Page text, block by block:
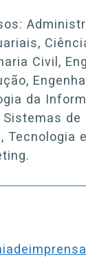
Civil,
da